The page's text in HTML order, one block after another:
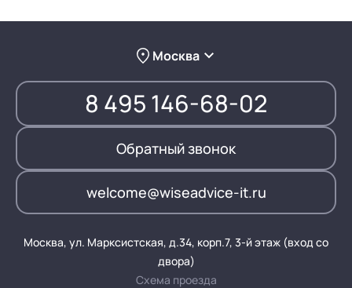
Москва
8 495 146-68-02
Обратный звонок
welcome@wiseadvice-it.ru
Москва, ул. Марксистская, д.34, корп.7, 3-й этаж (вход со
двора)
Схема проезда